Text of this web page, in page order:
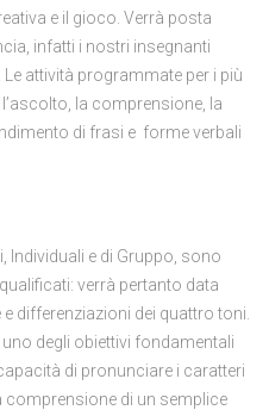
e il gioco. Verrà posta
infatti i nostri insegnanti
attività programmate per i più
la comprensione, la
di frasi e forme verbali
Individuali e di Gruppo, sono
verrà pertanto data
differenziazioni dei quattro toni.
degli obiettivi fondamentali
di pronunciare i caratteri
comprensione di un semplice